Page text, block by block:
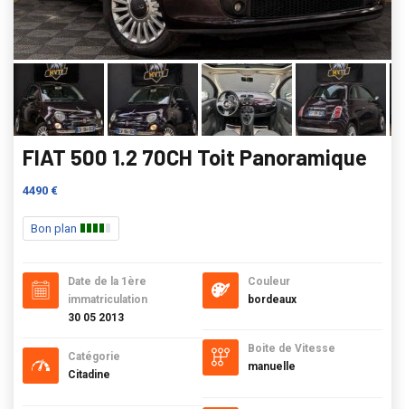
FIAT 500 1.2 70CH Toit Panoramique
4490 €
Bon plan
Date de la 1ère
immatriculation
30 05 2013
Catégorie
Citadine
Couleur
bordeaux
Boite de Vitesse
manuelle